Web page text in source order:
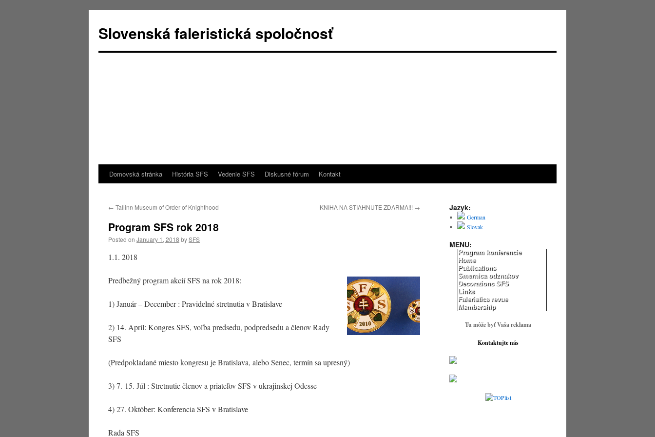
Slovenská faleristická spoločnosť
Skip
content
Domovská stránka História SFS Vedenie SFS Diskusné fórum Kontakt
← Tallinn Museum of Order of Knighthood KNIHA NA STIAHNUTE ZDARMA!!! →
Program SFS rok 2018
Posted on January 1, 2018 bySFS
1.1. 2018
Predbežný program akcií SFS na rok 2018:
1) Január – December : Pravidelné stretnutia v Bratislave
2) 14. Apríl: Kongres SFS, voľba predsedu, podpredsedu a členov Rady
SFS
(Predpokladané miesto kongresu je Bratislava, alebo Senec, termín sa upresný)
3) 7.-15. Júl : Stretnutie členov a priateľov SFS v ukrajinskej Odesse
4) 27. Október: Konferencia SFS v Bratislave
Rada SFS
Jazyk:
German
Slovak
MENU:
Program konferencie
Home
Publications
Smernica odznakov
Decorations SFS
Links
Faleristics revue
Membership
Tu môže byť Vaša reklama
Kontaktujte nás